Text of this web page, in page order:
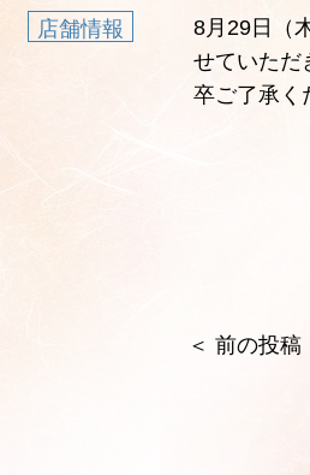
店舗情報
8月29日（
せていただ
卒ご了承く
＜ 前の投稿